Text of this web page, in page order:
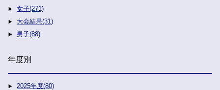
女子(271)
大会結果(31)
男子(88)
年度別
2025年度(80)